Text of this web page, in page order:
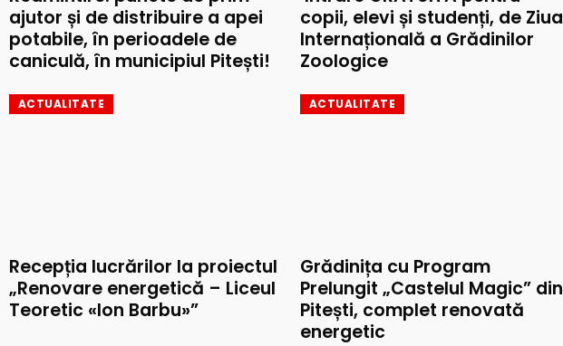
ajutor și de distribuire a apei
potabile, în perioadele de
caniculă, în municipiul Pitești!
copii, elevi și studenți, de Ziua
Internațională a Grădinilor
Zoologice
ACTUALITATE
Recepția lucrărilor la proiectul
„Renovare energetică – Liceul
Teoretic «Ion Barbu»”
ACTUALITATE
Grădinița cu Program
Prelungit „Castelul Magic” din
Pitești, complet renovată
energetic